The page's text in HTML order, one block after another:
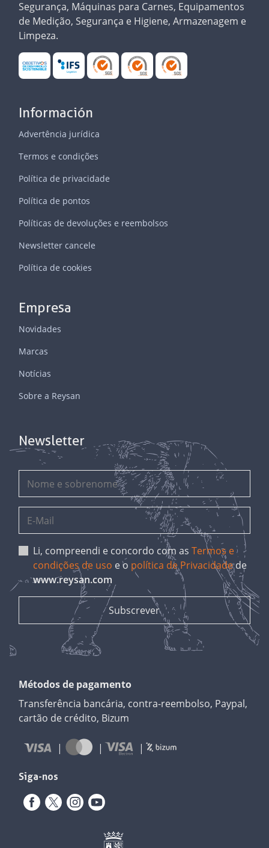
Segurança, Máquinas para Carnes, Equipamentos
de Medição, Segurança e Higiene, Armazenagem e
Limpeza.
Información
Advertência jurídica
Termos e condições
Política de privacidade
Política de pontos
Políticas de devoluções e reembolsos
Newsletter cancele
Política de cookies
Empresa
Novidades
Marcas
Notícias
Sobre a Reysan
Newsletter
Li, compreendi e concordo com asTermos e
condições de uso e o política de Privacidadede
www.reysan.com
Métodos de pagamento
Transferência bancária, contra-reembolso, Paypal,
cartão de crédito, Bizum
Siga-nos